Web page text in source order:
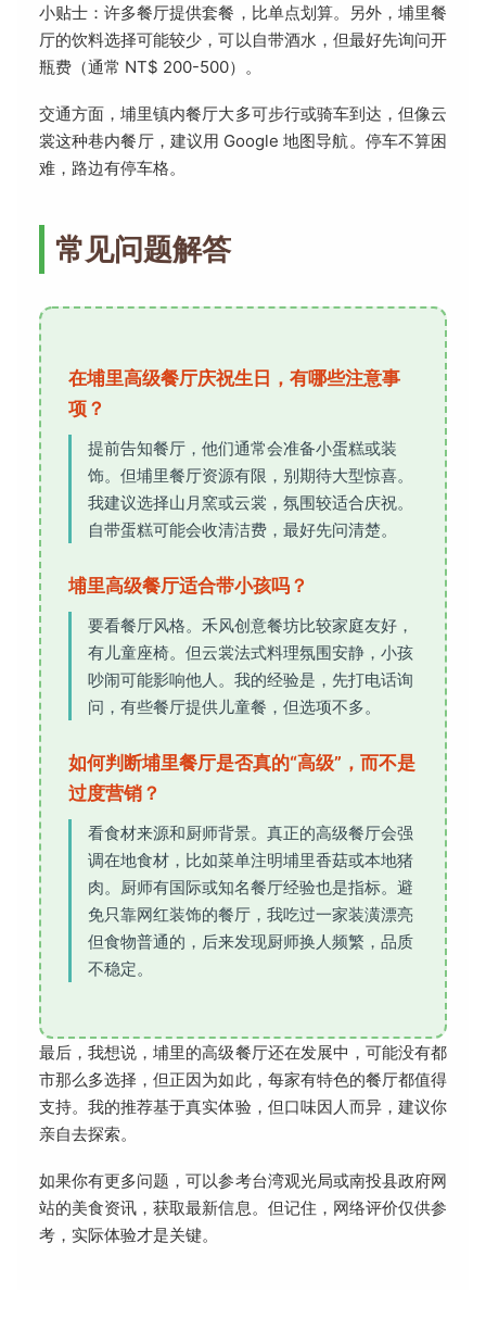
小贴士：许多餐厅提供套餐，比单点划算。另外，埔里餐
厅的饮料选择可能较少，可以自带酒水，但最好先询问开
瓶费（通常 NT$ 200-500）。
交通方面，埔里镇内餐厅大多可步行或骑车到达，但像云
裳这种巷内餐厅，建议用 Google 地图导航。停车不算困
难，路边有停车格。
常见问题解答
在埔里高级餐厅庆祝生日，有哪些注意事
项？
提前告知餐厅，他们通常会准备小蛋糕或装
饰。但埔里餐厅资源有限，别期待大型惊喜。
我建议选择山月窯或云裳，氛围较适合庆祝。
自带蛋糕可能会收清洁费，最好先问清楚。
埔里高级餐厅适合带小孩吗？
要看餐厅风格。禾风创意餐坊比较家庭友好，
有儿童座椅。但云裳法式料理氛围安静，小孩
吵闹可能影响他人。我的经验是，先打电话询
问，有些餐厅提供儿童餐，但选项不多。
如何判断埔里餐厅是否真的“高级”，而不是
过度营销？
看食材来源和厨师背景。真正的高级餐厅会强
调在地食材，比如菜单注明埔里香菇或本地猪
肉。厨师有国际或知名餐厅经验也是指标。避
免只靠网红装饰的餐厅，我吃过一家装潢漂亮
但食物普通的，后来发现厨师换人频繁，品质
不稳定。
最后，我想说，埔里的高级餐厅还在发展中，可能没有都
市那么多选择，但正因为如此，每家有特色的餐厅都值得
支持。我的推荐基于真实体验，但口味因人而异，建议你
亲自去探索。
如果你有更多问题，可以参考台湾观光局或南投县政府网
站的美食资讯，获取最新信息。但记住，网络评价仅供参
考，实际体验才是关键。